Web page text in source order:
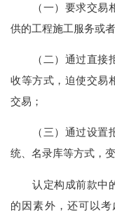
（一）要求交易相
供的工程施工服务或
（二）通过直接拒
收等方式，迫使交易
交易；
（三）通过设置报
统、名录库等方式，
认定构成前款中的
的因素外，还可以